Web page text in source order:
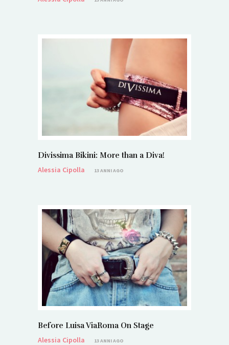
Divissima Bikini: More than a Diva!
Alessia Cipolla
13 ANNI AGO
Before Luisa ViaRoma On Stage
Alessia Cipolla
13 ANNI AGO